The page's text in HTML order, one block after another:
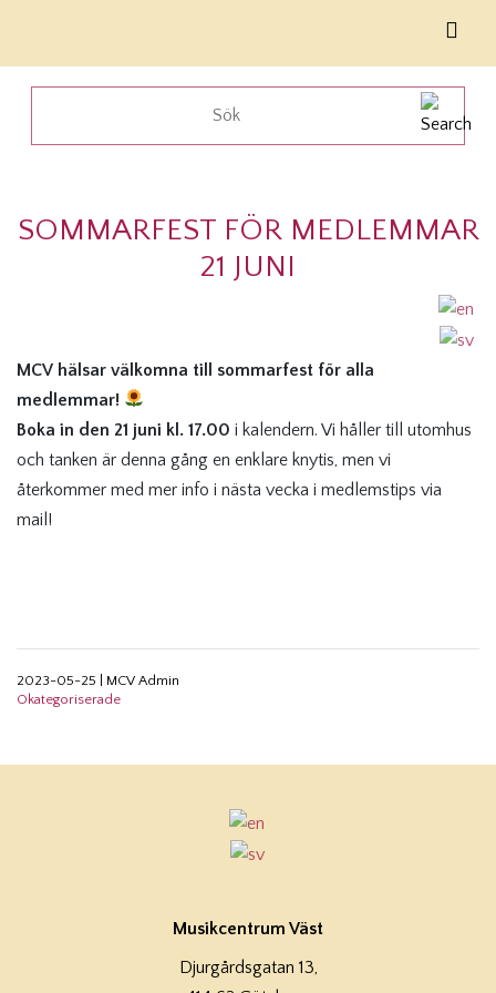
SOMMARFEST FÖR MEDLEMMAR
21 JUNI
MCV hälsar välkomna till sommarfest för alla
medlemmar!
Boka in den 21 juni kl. 17.00 i kalendern. Vi håller till utomhus
och tanken är denna gång en enklare knytis, men vi
återkommer med mer info i nästa vecka i medlemstips via
mail!
2023-05-25
MCV Admin
Okategoriserade
Musikcentrum Väst
Djurgårdsgatan 13,